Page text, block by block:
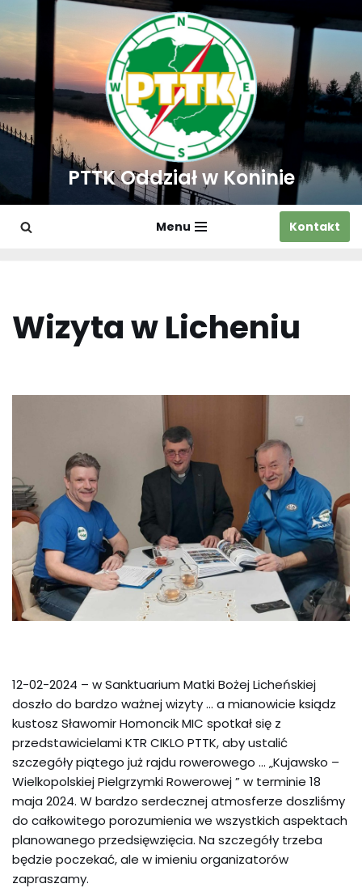
Przejdź
do
treści
PTTK Oddział w Koninie
Menu Kontakt
Wizyta w Licheniu
12-02-2024 – w Sanktuarium Matki Bożej Licheńskiej
doszło do bardzo ważnej wizyty … a mianowicie ksiądz
kustosz Sławomir Homoncik MIC spotkał się z
przedstawicielami KTR CIKLO PTTK, aby ustalić
szczegóły piątego już rajdu rowerowego … „Kujawsko –
Wielkopolskiej Pielgrzymki Rowerowej ” w terminie 18
maja 2024. W bardzo serdecznej atmosferze doszliśmy
do całkowitego porozumienia we wszystkich aspektach
planowanego przedsięwzięcia. Na szczegóły trzeba
będzie poczekać, ale w imieniu organizatorów
zapraszamy.